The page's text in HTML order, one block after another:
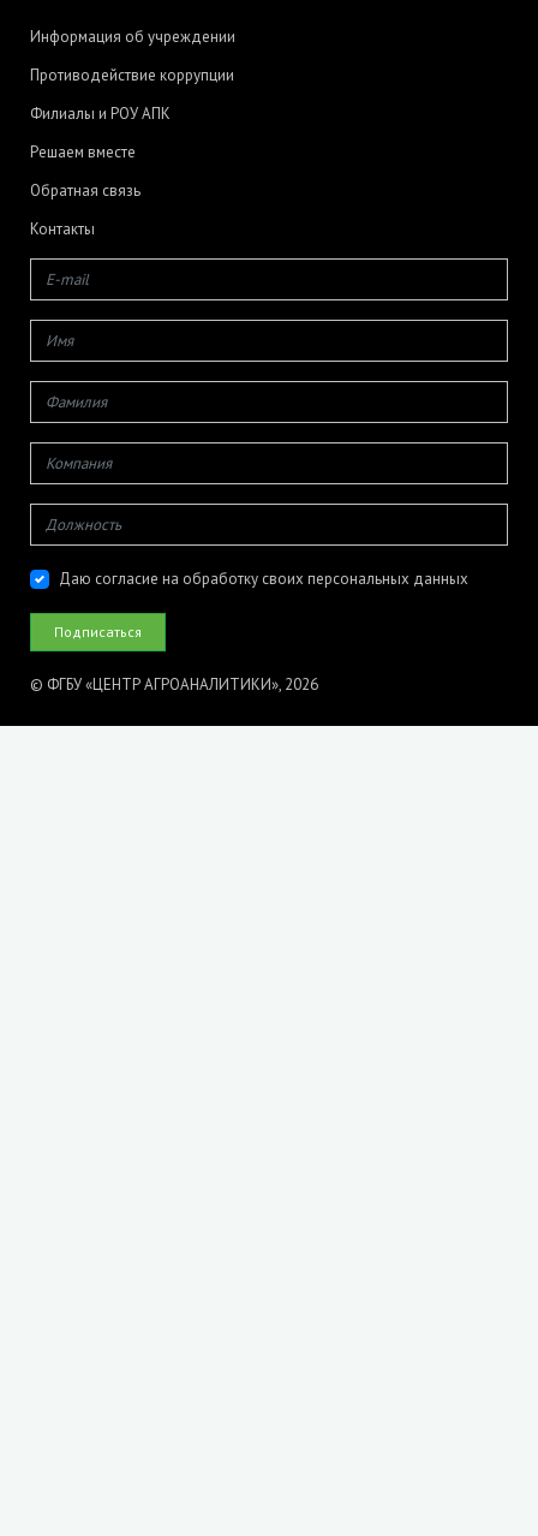
Информация об учреждении
Противодействие коррупции
Филиалы и РОУ АПК
Решаем вместе
Обратная связь
Контакты
Даю согласие на обработку своих персональных данных
© ФГБУ «ЦЕНТР АГРОАНАЛИТИКИ», 2026